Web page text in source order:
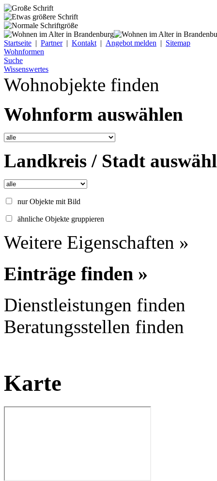
Startseite | Partner| Kontakt | Angebot melden | Sitemap
Wohnformen
Suche
Wissenswertes
Wohnobjekte finden
Wohnform auswählen
Landkreis / Stadt
nur Objekte mit Bild
ähnliche Objekte gruppieren
Weitere Eigenschaften »
Einträge finden »
Dienstleistungen finden
Beratungsstellen finden
Karte